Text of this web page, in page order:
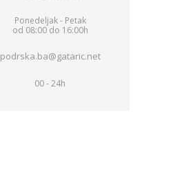
Ponedeljak - Petak
od 08:00 do 16:00h
podrska.ba@gataric.net
00 - 24h